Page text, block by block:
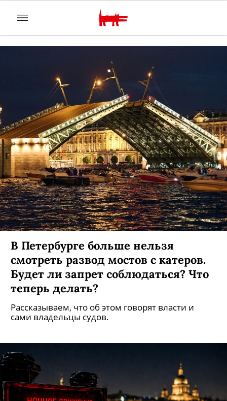
В Петербурге больше нельзя
смотреть развод мостов с катеров.
Будет ли запрет соблюдаться? Что
теперь делать?
Рассказываем, что об этом говорят власти и
сами владельцы судов.